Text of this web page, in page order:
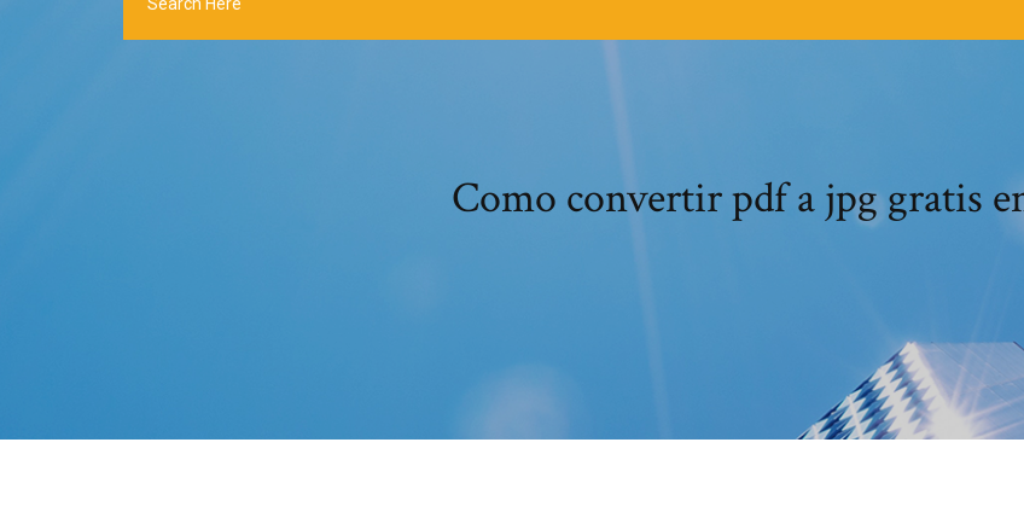
Como convertir pdf a jpg gratis